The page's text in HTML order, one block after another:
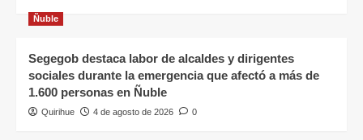
Ñuble
Segegob destaca labor de alcaldes y dirigentes
sociales durante la emergencia que afectó a más de
1.600 personas en Ñuble
Quirihue 4 de agosto de 2026 0